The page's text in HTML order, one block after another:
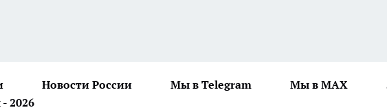
Новости России Мы в Telegram Мы в MAX
2026